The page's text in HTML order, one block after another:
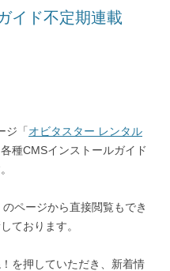
イド不定期連載
ジ「オビタスター レンタル
種CMSインストールガイド
のページから直接閲覧もでき
ております。
を押していただき、新着情